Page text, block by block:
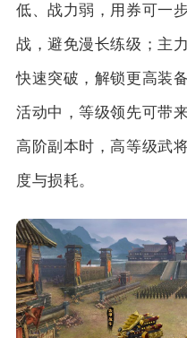
低、战力弱，用券可一
战，避免漫长练级；主
快速突破，解锁更高装
活动中，等级领先可带
高阶副本时，高等级武
度与损耗。